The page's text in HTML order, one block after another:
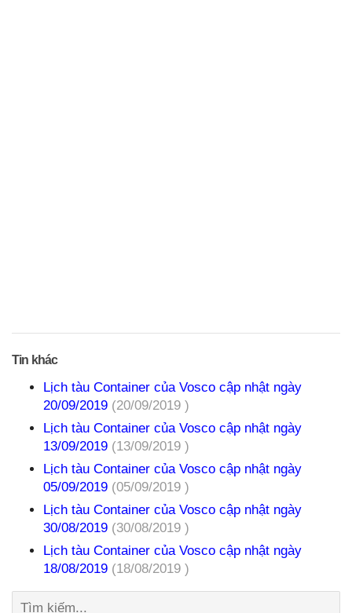
Tin khác
Lịch tàu Container của Vosco cập nhật ngày
20/09/2019 (20/09/2019 )
Lịch tàu Container của Vosco cập nhật ngày
13/09/2019 (13/09/2019 )
Lịch tàu Container của Vosco cập nhật ngày
05/09/2019 (05/09/2019 )
Lịch tàu Container của Vosco cập nhật ngày
30/08/2019 (30/08/2019 )
Lịch tàu Container của Vosco cập nhật ngày
18/08/2019 (18/08/2019 )
Tìm